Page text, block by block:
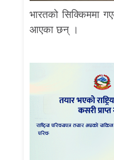
भारतको सिक्किममा
आएका छन् ।